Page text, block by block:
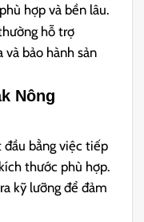
hợp và bền lâu.
hỗ trợ
bảo hành sản
Nông
bằng việc tiếp
thước phù hợp.
kỹ lưỡng để đảm